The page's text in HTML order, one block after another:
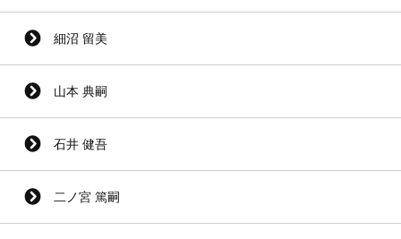
細沼 留美
山本 典嗣
石井 健吾
二ノ宮 篤嗣